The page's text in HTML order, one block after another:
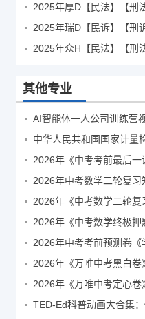
2025年厚D【民法】【刑
2025年众H【民法】【刑
其他专业
AI智能体一人公司训练营
中华人民共和国国家计量
2026年《中考数学终极押
2026年《万唯中考黑白卷
2026年《万唯中考定心卷